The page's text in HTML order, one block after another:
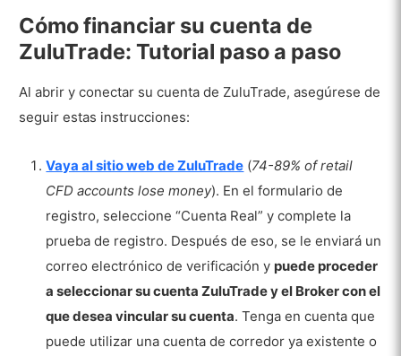
Cómo financiar su cuenta de
ZuluTrade: Tutorial paso a paso
Al abrir y conectar su cuenta de ZuluTrade, asegúrese de
seguir estas instrucciones:
Vaya al sitio web de ZuluTrade (74-89% of retail
CFD accounts lose money). En el formulario de
registro, seleccione “Cuenta Real” y complete la
prueba de registro. Después de eso, se le enviará un
correo electrónico de verificación y puede proceder
a seleccionar su cuenta ZuluTrade y el Broker con el
que desea vincular su cuenta. Tenga en cuenta que
puede utilizar una cuenta de corredor ya existente o